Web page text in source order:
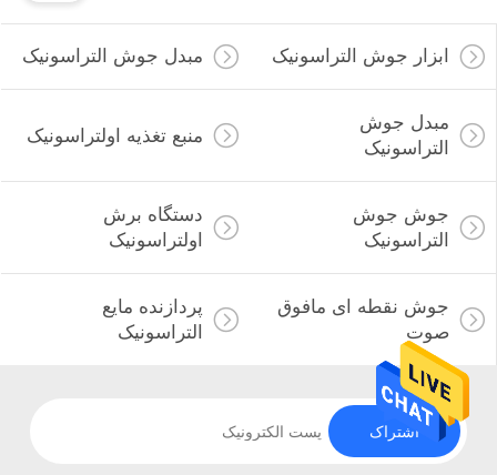
ابزار جوش التراسونیک مبدل جوش التراسونیک
مبدل جوش
التراسونیک
منبع تغذیه اولتراسونیک
جوش جوش
التراسونیک
دستگاه برش
اولتراسونیک
جوش نقطه ای مافوق
صوت
پردازنده مایع
التراسونیک
اشتراک